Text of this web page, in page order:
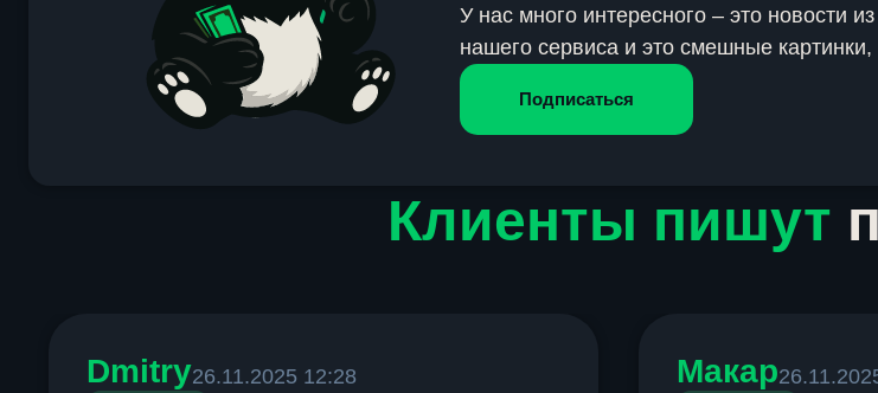
У нас много интересного – это новости
нашего сервиса и это смешные
Подписаться
Клиенты пишут
Dmitry26.11.2025 12:28
Макар